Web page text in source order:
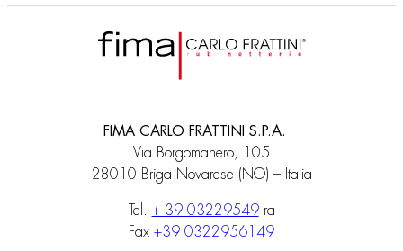
FIMA CARLO FRATTINI S.P.A.
Via Borgomanero, 105
28010 Briga Novarese (NO) – Italia
Tel. + 39 03229549ra
Fax +39 0322956149